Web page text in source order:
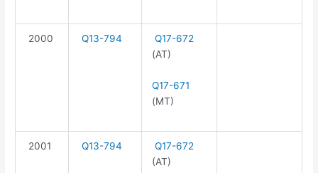
2000 Q13-794
Q17-672
(AT)
Q17-671
(MT)
2001 Q13-794
Q17-672
(AT)